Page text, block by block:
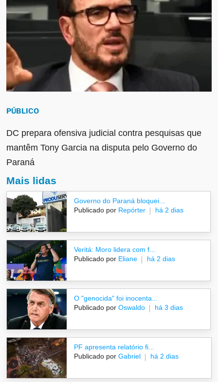
PÚBLICO
DC prepara ofensiva judicial contra pesquisas que
mantêm Tony Garcia na disputa pelo Governo do
Paraná
Mais lidas
Governo do Paraná bloquei...
Publicado por Repórter há 2 dias
Veritá: Moro lidera com f...
Publicado por Eliane há 2 dias
O "genocida" foi inocenta...
Publicado por Oswaldo há 3 dias
PF apresenta relatório fi...
Publicado por Gabriel há 2 dias